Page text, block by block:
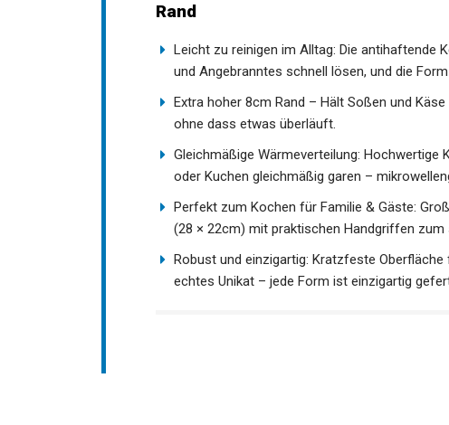
Rand
Leicht zu reinigen im Alltag: Die antihaftende
und Angebranntes schnell lösen, und die
Extra hoher 8cm Rand – Hält Soßen und
ohne dass etwas überläuft.
Gleichmäßige Wärmeverteilung:
oder Kuchen gleichmäßig garen –
Perfekt zum Kochen für Familie & Gäste:
(28 × 22cm) mit praktischen Handgriffen zum
Robust und einzigartig: Kratzfeste
echtes Unikat – jede Form ist einzigartig